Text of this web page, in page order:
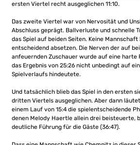
ersten Viertel recht ausgeglichen 11:10.
Das zweite Viertel war von Nervosität und
Abschluss geprägt. Ballverluste und schnelle
das Spiel auf beiden Seiten. Keine
entscheidend absetzen. Die Nerven der auf
anfeuernden Zuschauer wurde auf eine harte
das Ergebnis von 25:26 nicht unbedingt auf
Spielverlaufs hindeutete.
Und tatsächlich blieb das Spiel in den ersten
dritten Viertels ausgeglichen. Aber dann
einem Lauf von 15:4 die spielentscheidende
denen Melody Haertle allein drei beisteuerte,
deutliche Führung für die Gäste (36:47).